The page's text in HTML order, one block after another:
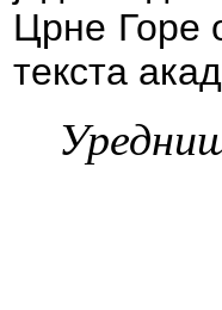
Црне Горе
текста